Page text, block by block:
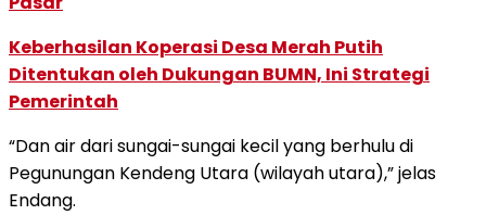
Keberhasilan Koperasi Desa Merah Putih
Ditentukan oleh Dukungan BUMN, Ini Strategi
Pemerintah
“Dan air dari sungai-sungai kecil yang berhulu di
Pegunungan Kendeng Utara (wilayah utara),” jelas
Endang.